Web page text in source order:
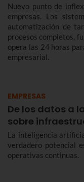
Nuevo punto de
empresas. Los
automatización de
procesos completos,
opera las 24 horas
empresarial.
EMPRESAS
De los datos a
sobre
La inteligencia
verdadero potencial
operativas continuas.